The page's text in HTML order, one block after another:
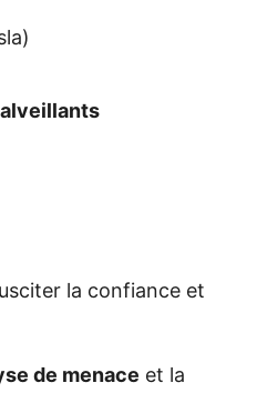
la confiance et
de menace et la